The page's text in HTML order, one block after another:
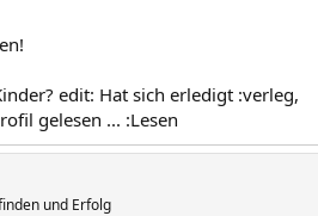
edit: Hat sich erledigt :verleg,
gelesen ... :Lesen
und Erfolg